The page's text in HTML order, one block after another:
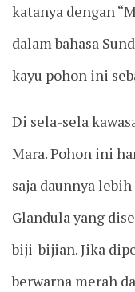
katanya dengan
dalam bahasa
kayu pohon ini
Di sela-sela
Mara. Pohon ini
saja daunnya
Glandula yang
biji-bijian. Jika
berwarna merah